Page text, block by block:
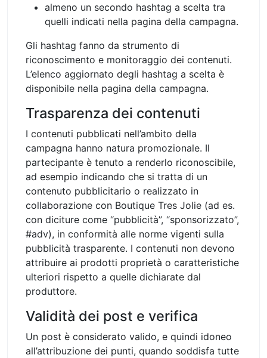
almeno un secondo hashtag a scelta tra
quelli indicati nella pagina della campagna.
Gli hashtag fanno da strumento di
riconoscimento e monitoraggio dei contenuti.
L’elenco aggiornato degli hashtag a scelta è
disponibile nella pagina della campagna.
Trasparenza dei contenuti
I contenuti pubblicati nell’ambito della
campagna hanno natura promozionale. Il
partecipante è tenuto a renderlo riconoscibile,
ad esempio indicando che si tratta di un
contenuto pubblicitario o realizzato in
collaborazione con Boutique Tres Jolie (ad es.
con diciture come “pubblicità”, “sponsorizzato”,
#adv), in conformità alle norme vigenti sulla
pubblicità trasparente. I contenuti non devono
attribuire ai prodotti proprietà o caratteristiche
ulteriori rispetto a quelle dichiarate dal
produttore.
Validità dei post e verifica
Un post è considerato valido, e quindi idoneo
all’attribuzione dei punti, quando soddisfa tutte